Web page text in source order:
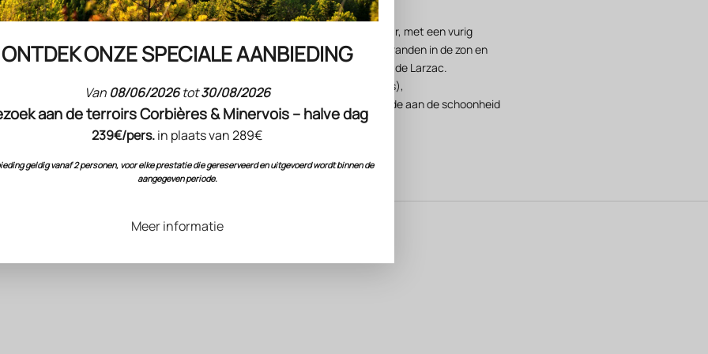
ONTDEK ONZE SPECIALE AANBIEDING
Van 08/06/2026tot30/08/2026
aan de terroirs Corbières & Minervois – halve dag
239€/pers.in plaats van 289€
geldig vanaf 2 personen, voor elke prestatie die gereserveerd en uitgevoerd wordt binnen de
aangegeven periode.
Meer informatie
van het vuur, naar het beeld van de dromen van de voormalige eigenaar, met een vurig
heeft ontwikkeld. Het klimaat toont een extreem karakter, met dagen die branden in de zon en
afgekoeld door de hoogte (150-350 meter) en de frisse luchtstromingen van de Larzac.
dragen het stempel van de schisten en de vulkanische gronden (Ruffes),
nabij het Lac du Salagou, een hommage aan het menselijk vernuft, een ode aan de schoonheid
en de biodiversiteit.